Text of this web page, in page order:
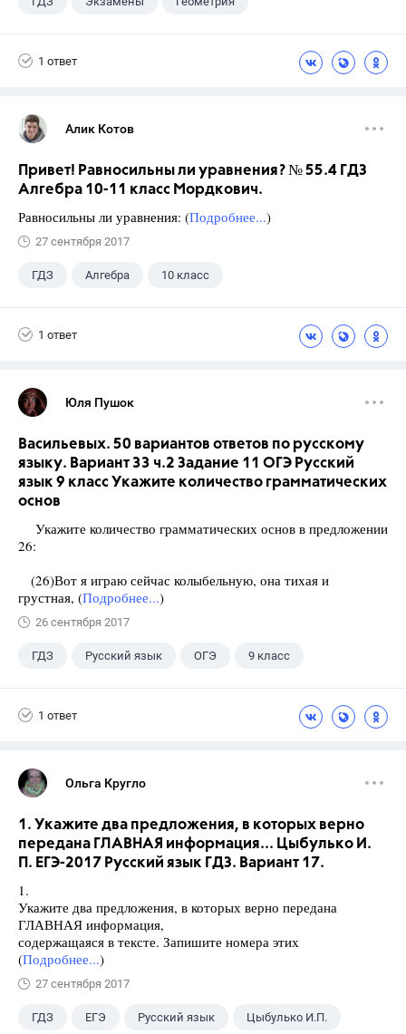
1 ответ
Алик Котов
Привет! Равносильны ли уравнения? № 55.4 ГДЗ
Алгебра 10-11 класс Мордкович.
Равносильны ли уравнения: (Подробнее...)
27 сентября 2017
ГДЗ Алгебра 10 класс
1 ответ
Юля Пушок
Васильевых. 50 вариантов ответов по русскому
языку. Вариант 33 ч.2 Задание 11 ОГЭ Русский
язык 9 класс Укажите количество грамматических
основ
Укажите количество грамматических основ в предложении
26:
(26)Вот я играю сейчас колыбельную, она тихая и
грустная, (Подробнее...)
26 сентября 2017
ГДЗ Русский язык ОГЭ 9 класс
1 ответ
Ольга Кругло
1. Укажите два предложения, в которых верно
передана ГЛАВНАЯ информация... Цыбулько И.
П. ЕГЭ-2017 Русский язык ГДЗ. Вариант 17.
1.
Укажите два предложения, в которых верно передана
ГЛАВНАЯ информация,
содержащаяся в тексте. Запишите номера этих
(Подробнее...)
27 сентября 2017
ГДЗ ЕГЭ Русский язык Цыбулько И.П.